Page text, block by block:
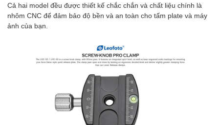
Cả hai model đều được thiết kế chắc chắn và chất liệu chính là
nhôm CNC để đảm bảo độ bền và an toàn cho tấm plate và máy
ảnh của bạn.